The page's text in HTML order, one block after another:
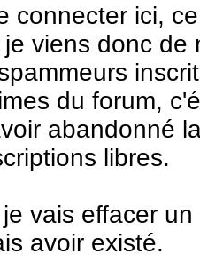
connecter ici,
viens donc
du forum,
abandonné
libres.
vais effacer
avoir existé.